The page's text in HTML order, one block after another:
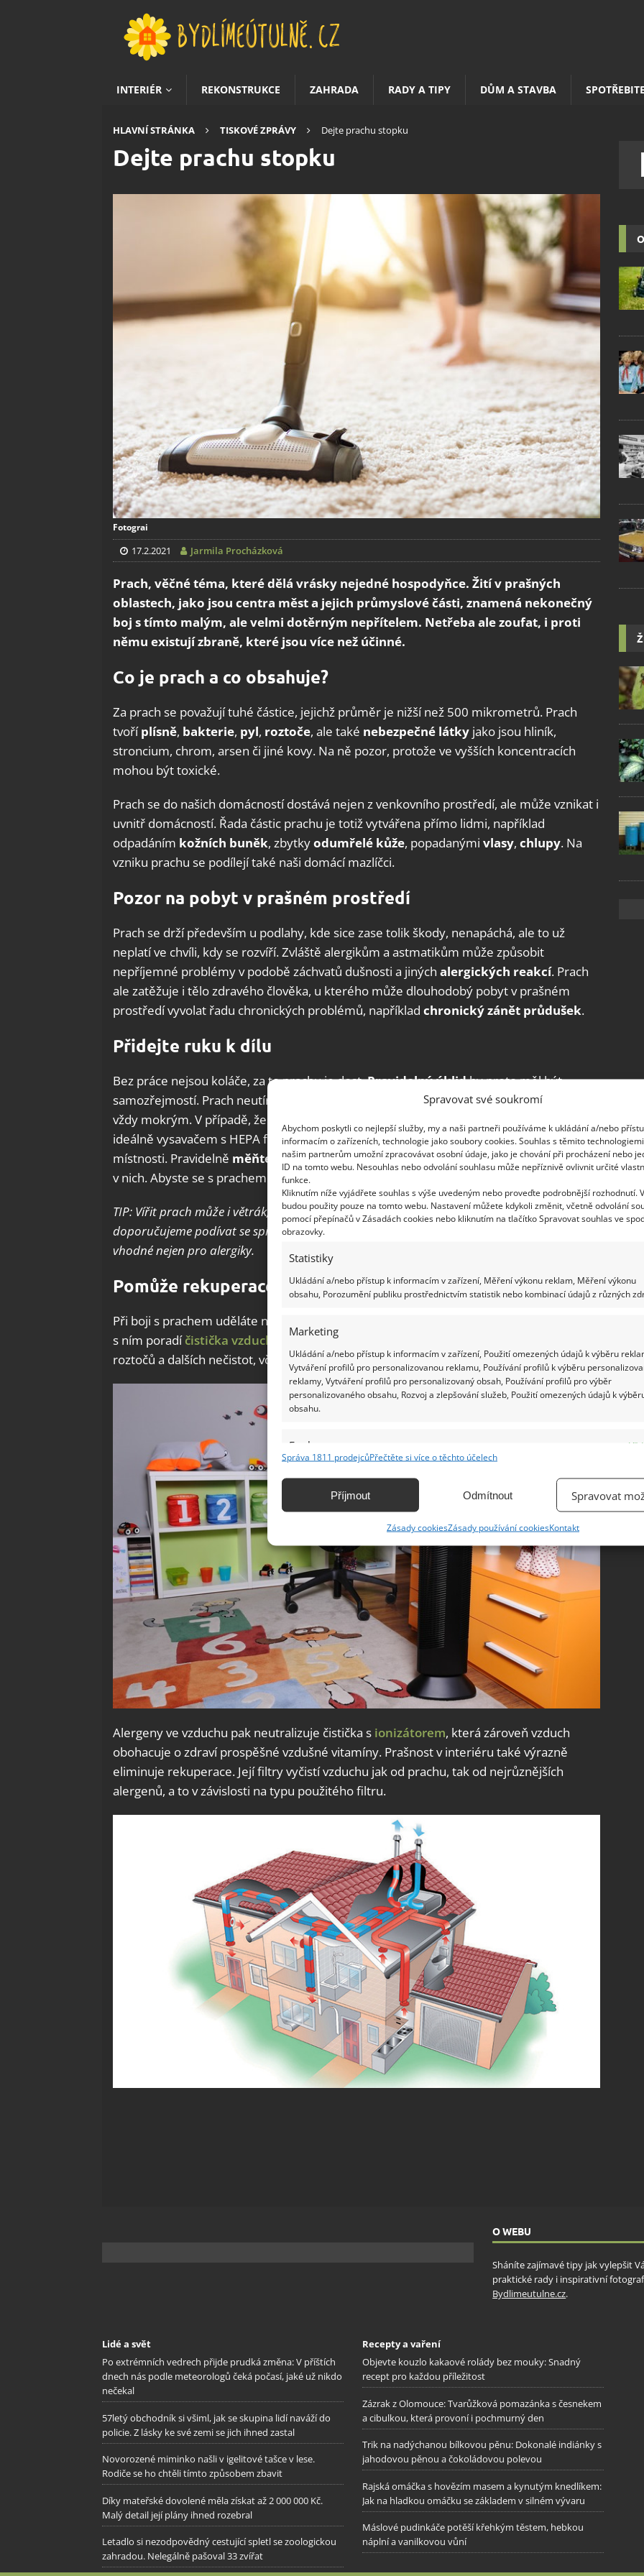
Spravovat své soukromí
Abychom poskytli co nejlepší služby, my a naši partneři používáme k ukládání a/nebo
informacím o zařízeních, technologie jako soubory cookies. Souhlas s těmito
našim partnerům umožní zpracovávat osobní údaje, jako je chování při procházení nebo
ID na tomto webu. Nesouhlas nebo odvolání souhlasu může nepříznivě ovlivnit určité
funkce.
Kliknutím níže vyjádřete souhlas s výše uvedeným nebo proveďte podrobnější rozhodnutí.
budou použity pouze na tomto webu. Nastavení můžete kdykoli změnit, včetně odvolání
pomocí přepínačů v Zásadách cookies nebo kliknutím na tlačítko Spravovat souhlas ve
obrazovky.
Statistiky
Ukládání a/nebo přístup k informacím v zařízení, Měření výkonu reklam, Měření výkonu
obsahu, Porozumění publiku prostřednictvím statistik nebo kombinací údajů z různých
Marketing
Ukládání a/nebo přístup k informacím v zařízení, Použití omezených údajů k výběru
Vytváření profilů pro personalizovanou reklamu, Používání profilů k výběru
reklamy, Vytváření profilů pro personalizovaný obsah, Používání profilů pro výběr
personalizovaného obsahu, Rozvoj a zlepšování služeb, Použití omezených údajů k
obsahu.
Funkce
Identifikace zařízení na základě automaticky přenášených informací.
základě aktivně vyžádaných informací.
Zajištění bezpečnosti, předcházení a zjišťování podvodů a
odstraňování chyb, Poskytování a zobrazování reklamy a obsahu,
Ukládání a sdělování voleb ochrany osobních údajů.
Správa 1811 prodejcůPřečtěte si více o těchto účelech
Příjmout Odmítnout Spravovat
Zásady cookiesZásady používání cookiesKontakt
INTERIÉR REKONSTRUKCE ZAHRADA RADY A TIPY DŮM A STAVBA
HLAVNÍ STRÁNKA TISKOVÉ ZPRÁVY Dejte prachu stopku
Dejte prachu stopku
Fotograi
17.2.2021 Jarmila Procházková
Prach, věčné téma, které dělá vrásky nejedné hospodyňce. Žití v prašných
oblastech, jako jsou centra měst a jejich průmyslové části, znamená nekonečný
boj s tímto malým, ale velmi dotěrným nepřítelem. Netřeba ale zoufat, i proti
němu existují zbraně, které jsou více než účinné.
Co je prach a co obsahuje?
Za prach se považují tuhé částice, jejichž průměr je nižší než 500 mikrometrů. Prach
tvoříplísně, bakterie, pyl, roztoče, ale také nebezpečné látky jako jsou hliník,
stroncium, chrom, arsen či jiné kovy. Na ně pozor, protože ve vyšších koncentracích
mohou být toxické.
Prach se do našich domácností dostává nejen z venkovního prostředí, ale může vznikat i
uvnitř domácností. Řada částic prachu je totiž vytvářena přímo lidmi, například
odpadáním kožních buněk, zbytkyodumřelé kůže, popadanými vlasy, chlupy. Na
vzniku prachu se podílejí také naši domácí mazlíčci.
Pozor na pobyt v prašném prostředí
Prach se drží především u podlahy, kde sice zase tolik škody, nenapáchá, ale to už
neplatí ve chvíli, kdy se rozvíří. Zvláště alergikům a astmatikům může způsobit
nepříjemné problémy v podobě záchvatů dušnosti a jiných alergických reakcí. Prach
ale zatěžuje i tělo zdravého člověka, u kterého může dlouhodobý pobyt v prašném
prostředí vyvolat řadu chronických problémů, například chronický zánět průdušek.
Přidejte ruku k dílu
Bez práce nejsou koláče, za to prachu je dost.Pravidelný úklidby proto měl být
samozřejmostí. Prach neutírejte suchým hadrem, abyste ho nerozvířili po místnosti, ale
vždy mokrým. V případě, že máte koberce, alespoň
ideálně vysavačem s HEPA filtrem, který prach zachytí a již ho zpět nerozfouká po
místnosti. Pravidelně měňte povlečení, protože mnoho prachu bývá ukryto právě
v nich. Abyste se s prachem zbavili i roztočů, perte ho na 60 °C.
TIP: Vířit prach může i větrák, který je ale v horkých dnech nezbytností. Proto
doporučujeme podívat se spíše pomoderních bezlopatkových ventilátorech
vhodné nejen pro alergiky.
Pomůže rekuperace i čistička vzduchu
Při boji s prachem uděláte nejlépe, když si vezmete na pomoc společníky. Nejlépe si
s ním poradíčistička vzduchu
. S ní se rychle zbavíte nejen prachu, ale také alergenů,
roztočů a dalších nečistot, včetně zvířecích chlupů a zápachu
Alergeny ve vzduchu pak neutralizuje čistička s ionizátorem, která zároveň vzduch
obohacuje o zdraví prospěšné vzdušné vitamíny. Prašnost v interiéru také výrazně
eliminuje rekuperace. Její filtry vyčistí vzduchu jak od prachu, tak od nejrůznějších
alergenů, a to v závislosti na typu použitého filtru.
O WEBU
Sháníte zajímavé tipy jak vylepšit
praktické rady i inspirativní
Bydlimeutulne.cz.
Lidé a svět
Po extrémních vedrech přijde prudká změna: V příštích
dnech nás podle meteorologů čeká počasí, jaké už nikdo
nečekal
57letý obchodník si všiml, jak se skupina lidí naváží do
policie. Z lásky ke své zemi se jich ihned zastal
Novorozené miminko našli v igelitové tašce v lese.
Rodiče se ho chtěli tímto způsobem zbavit
Díky mateřské dovolené měla získat až 2 000 000 Kč.
Malý detail její plány ihned rozebral
Letadlo si nezodpovědný cestující spletl se zoologickou
zahradou. Nelegálně pašoval 33 zvířat
Recepty a vaření
Objevte kouzlo kakaové rolády bez mouky: Snadný
recept pro každou příležitost
Zázrak z Olomouce: Tvarůžková pomazánka s česnekem
a cibulkou, která provoní i pochmurný den
Trik na nadýchanou bílkovou pěnu: Dokonalé indiánky s
jahodovou pěnou a čokoládovou polevou
Rajská omáčka s hovězím masem a kynutým knedlíkem:
Jak na hladkou omáčku se základem v silném vývaru
Máslové pudinkáče potěší křehkým těstem, hebkou
náplní a vanilkovou vůní